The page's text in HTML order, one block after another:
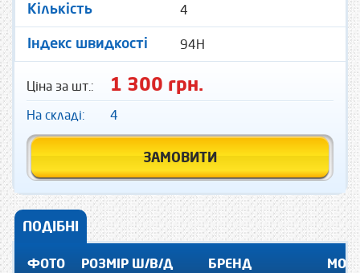
Кількість 4
Індекс швидкості 94H
Ціна за шт.: 1 300 грн.
На складі: 4
ЗАМОВИТИ
ПОДІБНІ
ФОТО РОЗМІР Ш/В/Д БРЕНД